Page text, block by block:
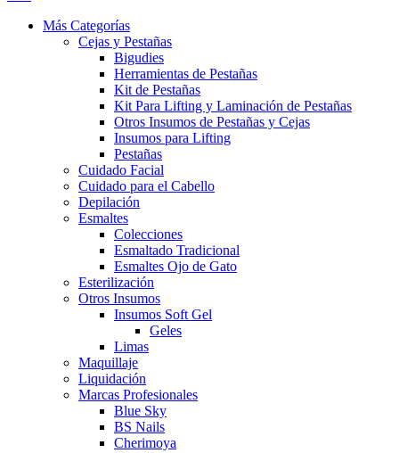
Más Categorías
Cejas y Pestañas
Bigudies
Herramientas de Pestañas
Kit de Pestañas
Kit Para Lifting y Laminación de Pestañas
Otros Insumos de Pestañas y Cejas
Insumos para Lifting
Pestañas
Cuidado Facial
Cuidado para el Cabello
Depilación
Esmaltes
Colecciones
Esmaltado Tradicional
Esmaltes Ojo de Gato
Esterilización
Otros Insumos
Insumos Soft Gel
Geles
Limas
Maquillaje
Liquidación
Marcas Profesionales
Blue Sky
BS Nails
Cherimoya